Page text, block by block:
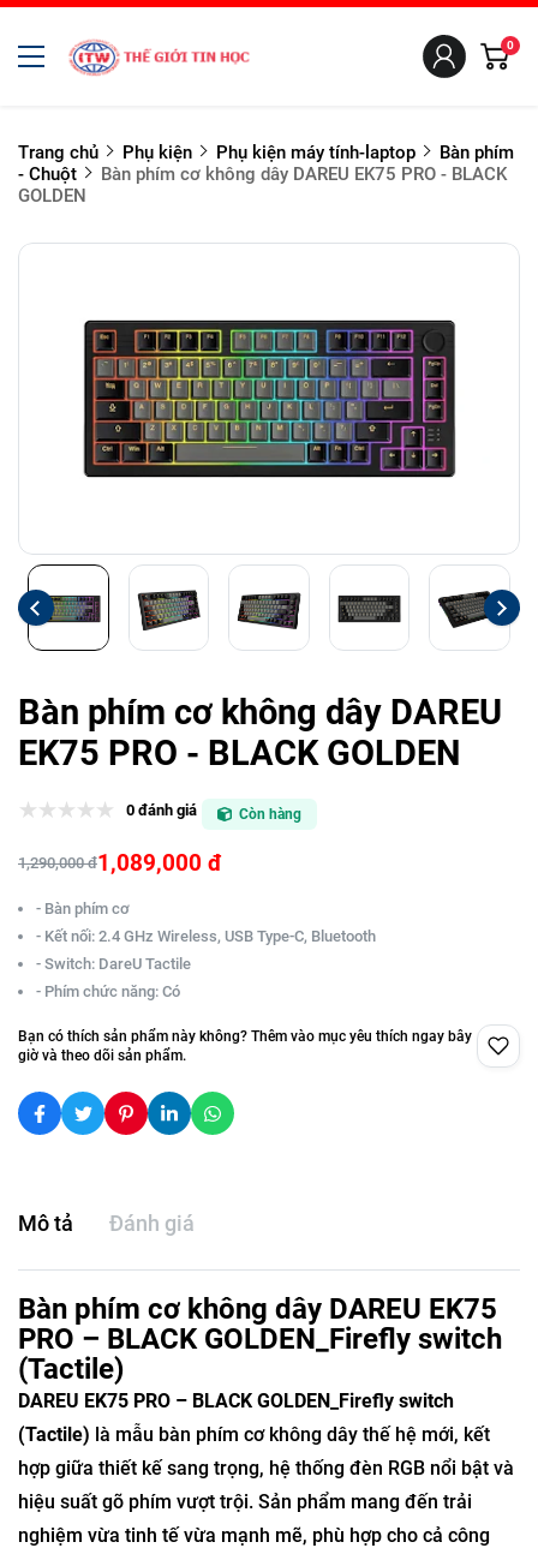
0
Trang chủ Phụ kiện Phụ kiện máy tính-laptop
Bàn phím
- Chuột
Bàn phím cơ không dây DAREU EK75 PRO - BLACK
GOLDEN
Bàn phím cơ không dây DAREU
EK75 PRO - BLACK GOLDEN
0 đánh giá Còn hàng
1,290,000 đ1,089,000 đ
- Bàn phím cơ
- Kết nối: 2.4 GHz Wireless, USB Type-C, Bluetooth
- Switch: DareU Tactile
- Phím chức năng: Có
Bạn có thích sản phẩm này không? Thêm vào mục yêu thích ngay bây
giờ và theo dõi sản phẩm.
Mô tả Đánh giá
Bàn phím cơ không dây DAREU EK75
PRO – BLACK GOLDEN_Firefly switch
(Tactile)
DAREU EK75 PRO – BLACK GOLDEN_Firefly switch
(Tactile) là mẫu bàn phím cơ không dây thế hệ mới, kết
hợp giữa thiết kế sang trọng, hệ thống đèn RGB nổi bật và
hiệu suất gõ phím vượt trội. Sản phẩm mang đến trải
nghiệm vừa tinh tế vừa mạnh mẽ, phù hợp cho cả công